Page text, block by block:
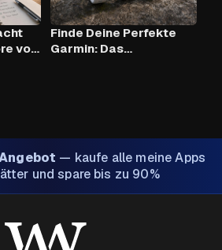
von
Finde Deine Perfekte
Garmin: Das
— kaufe alle meine Apps
und spare bis zu 90%